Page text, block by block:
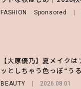
FASHION Sponsored
【大原優乃】夏メイク
ッとしちゃう色っぽ“う
BEAUTY 2026.08.01
ノ®』を徹底レポ♡
2026.07.30
くりくるし、すごく新鮮
ットの様子を独占でお
るマストハブアイテム4
月直伝♡ ドライシャン
を使ったプロ級スタイリ